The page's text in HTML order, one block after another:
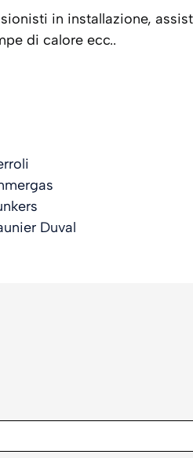
in installazione,
di calore ecc..
Duval